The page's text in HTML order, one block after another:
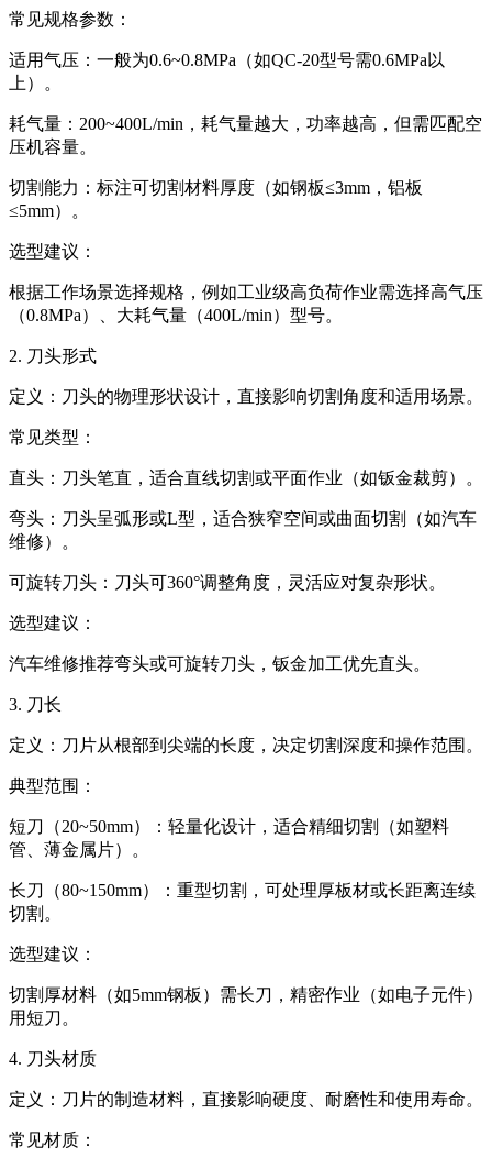
常见规格参数‌：
适用气压‌：一般为0.6~0.8MPa（如QC-20型号需0.6MPa以
上）。
耗气量‌：200~400L/min，耗气量越大，功率越高，但需匹配空
压机容量。
切割能力‌：标注可切割材料厚度（如钢板≤3mm，铝板
≤5mm）。
选型建议‌：
根据工作场景选择规格，例如工业级高负荷作业需选择高气压
（0.8MPa）、大耗气量（400L/min）型号。
2. 刀头形式‌
定义‌：刀头的物理形状设计，直接影响切割角度和适用场景。
常见类型‌：
直头‌：刀头笔直，适合直线切割或平面作业（如钣金裁剪）。
弯头‌：刀头呈弧形或L型，适合狭窄空间或曲面切割（如汽车
维修）。
可旋转刀头‌：刀头可360°调整角度，灵活应对复杂形状。
选型建议‌：
汽车维修推荐弯头或可旋转刀头，钣金加工优先直头。
3. 刀长‌
定义‌：刀片从根部到尖端的长度，决定切割深度和操作范围。
典型范围‌：
短刀（20~50mm）‌：轻量化设计，适合精细切割（如塑料
管、薄金属片）。
长刀（80~150mm）‌：重型切割，可处理厚板材或长距离连续
切割。
选型建议‌：
切割厚材料（如5mm钢板）需长刀，精密作业（如电子元件）
用短刀。
4. 刀头材质‌
定义‌：刀片的制造材料，直接影响硬度、耐磨性和使用寿命。
常见材质‌：